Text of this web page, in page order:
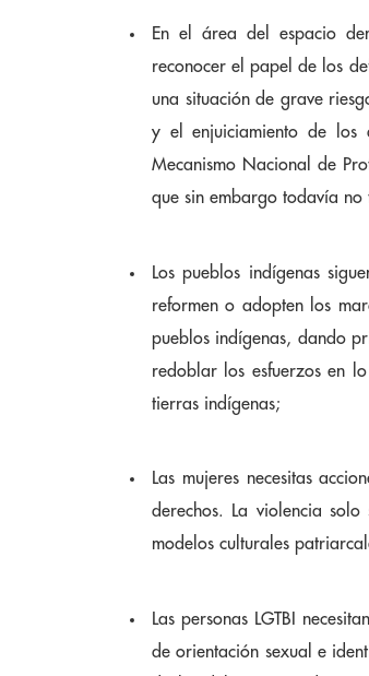
En el área del espacio
reconocer el papel de los
una situación de grave
y el enjuiciamiento de los
Mecanismo Nacional de
que sin embargo todavía no
Los pueblos indígenas
reformen o adopten los
pueblos indígenas, dando
redoblar los esfuerzos en
tierras indígenas;
Las mujeres necesitas
derechos. La violencia
modelos culturales
Las personas LGTBI
de orientación sexual e